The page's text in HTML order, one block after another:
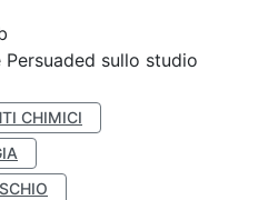
sullo studio
CHIMICI